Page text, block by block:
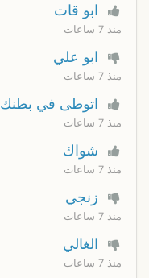
ابو قات
منذ 7 ساعات
ابو علي
منذ 7 ساعات
اتوطى في بطنك
منذ 7 ساعات
شواك
منذ 7 ساعات
زنجي
منذ 7 ساعات
الغالي
منذ 7 ساعات